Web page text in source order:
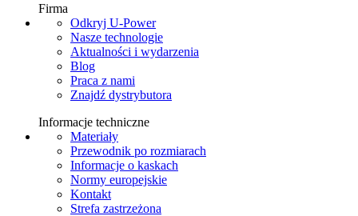
Firma
Odkryj U-Power
Nasze technologie
Aktualności i wydarzenia
Blog
Praca z nami
Znajdź dystrybutora
Informacje techniczne
Materiały
Przewodnik po rozmiarach
Informacje o kaskach
Normy europejskie
Kontakt
Strefa zastrzeżona